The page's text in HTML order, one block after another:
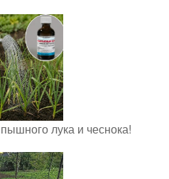
лука и чеснока!